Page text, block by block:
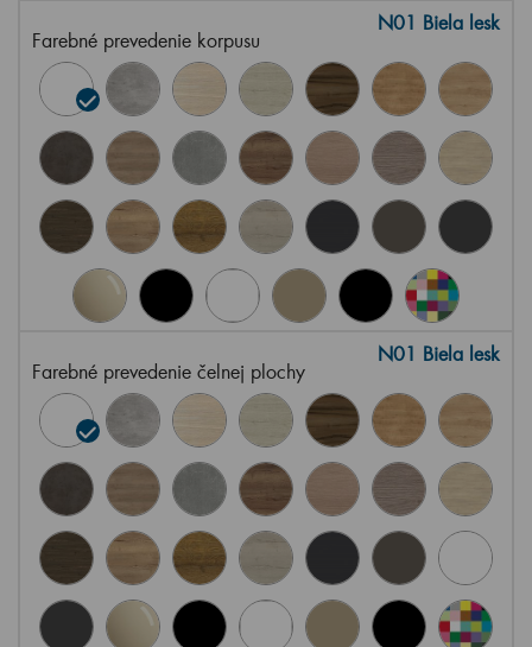
Farebné prevedenie korpusu
N01 Biela lesk
Farebné prevedenie čelnej plochy
N01 Biela lesk